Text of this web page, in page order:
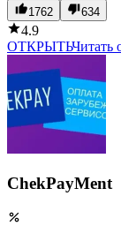
1762 634
4.9
ОТКРЫТЬЧитать
ChekPayMent